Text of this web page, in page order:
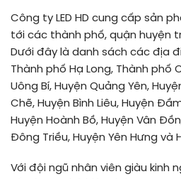
Công ty LED HD cung cấp sản
tới các thành phố, quận huyện
Dưới đây là danh sách các địa
Thành phố Hạ Long, Thành phố
Uông Bí, Huyện Quảng Yên,
Chẽ, Huyện Bình Liêu, Huyện
Huyện Hoành Bồ, Huyện Vân
Đông Triều, Huyện Yên Hưng và
Với đội ngũ nhân viên giàu kinh